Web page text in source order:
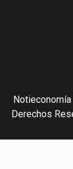
Derechos